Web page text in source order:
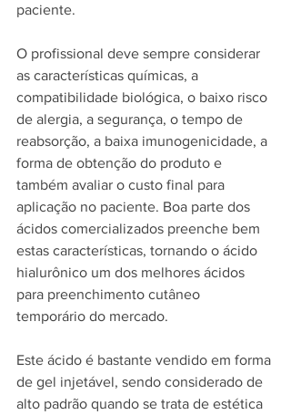
paciente.
O profissional deve sempre considerar
as características químicas, a
compatibilidade biológica, o baixo risco
de alergia, a segurança, o tempo de
reabsorção, a baixa imunogenicidade, a
forma de obtenção do produto e
também avaliar o custo final para
aplicação no paciente. Boa parte dos
ácidos comercializados preenche bem
estas características, tornando o ácido
hialurônico um dos melhores ácidos
para preenchimento cutâneo
temporário do mercado.
Este ácido é bastante vendido em forma
de gel injetável, sendo considerado de
alto padrão quando se trata de estética